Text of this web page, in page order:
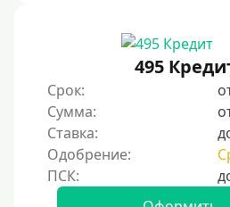
Без звонков и проверок
Ночью
На карту круглосуточно
24/7
Деньги в долг
495
Срок:
Сумма:
Ставка:
Одобрение: